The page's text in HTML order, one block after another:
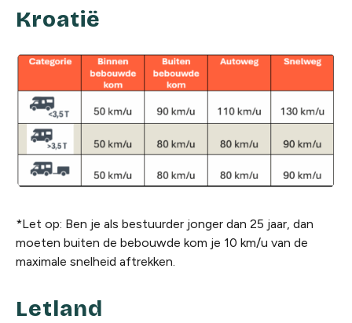
Kroatië
*Let op: Ben je als bestuurder jonger dan 25 jaar, dan
moeten buiten de bebouwde kom je 10 km/u van de
maximale snelheid aftrekken.
Letland